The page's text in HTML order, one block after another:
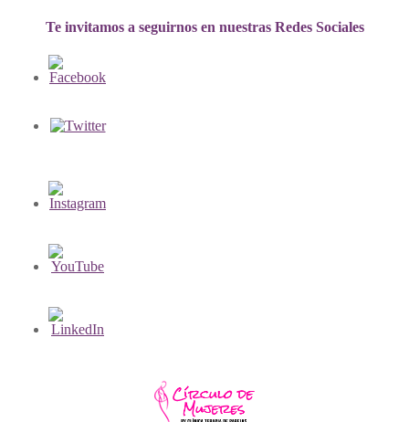
Te invitamos a seguirnos en nuestras Redes Sociales